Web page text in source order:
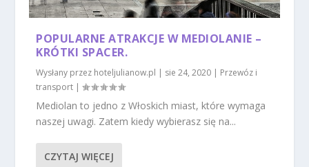
POPULARNE ATRAKCJE W MEDIOLANIE –
KRÓTKI SPACER.
Wysłany przez hoteljulianow.pl | sie 24, 2020 | Przewóz i
transport |
Mediolan to jedno z Włoskich miast, które wymaga
naszej uwagi. Zatem kiedy wybierasz się na...
CZYTAJ WIĘCEJ